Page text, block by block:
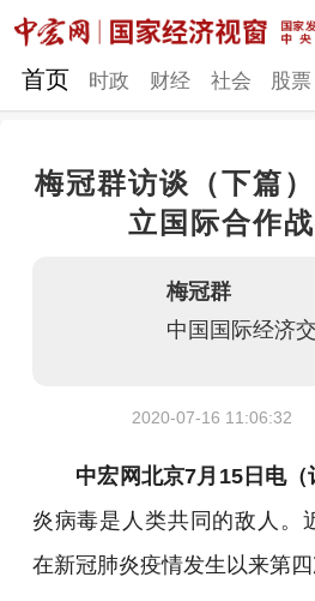
网站地
财经
中宏研究
首页 时政 财经 社会 股票
梅冠群访谈（下篇
立国际合作
梅冠群
中国国际经济
2020-07-16 11:06:32
中宏网北京7月15日电（
炎病毒是人类共同的敌人。
在新冠肺炎疫情发生以来第四